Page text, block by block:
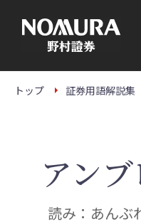
本
トップ 証券用語解説集
アン
読み：あんぶ